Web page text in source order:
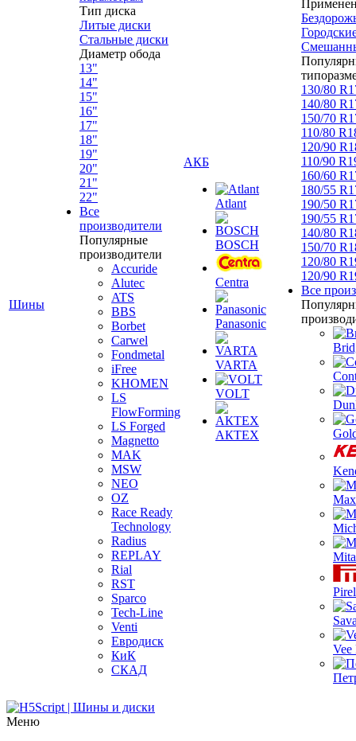
Шины
Тип диска
Литые диски
Стальные диски
Диаметр обода
13"
14"
15"
16"
17"
18"
19"
20"
21"
22"
Все
производители
Популярные
производители
Accuride
Alutec
ATS
BBS
Borbet
Carwel
Fondmetal
iFree
KHOMEN
LS
FlowForming
LS Forged
Magnetto
MAK
MSW
NEO
OZ
Race Ready
Technology
Radius
REPLAY
Rial
RST
Sparco
Tech-Line
Venti
Евродиск
КиК
СКАД
АКБ
Atlant
BOSCH
Centra
Panasonic
VARTA
VOLT
АКТЕХ
130/80
140/80
150/70
110/80
120/90
110/90
160/60
180/55
190/50
190/55
140/80
150/70
120/80
120/90
Все
Vee
Меню